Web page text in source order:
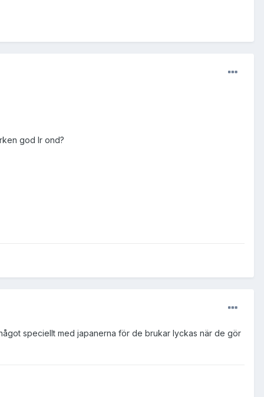
god lr ond?
speciellt med japanerna för de brukar lyckas när de gör